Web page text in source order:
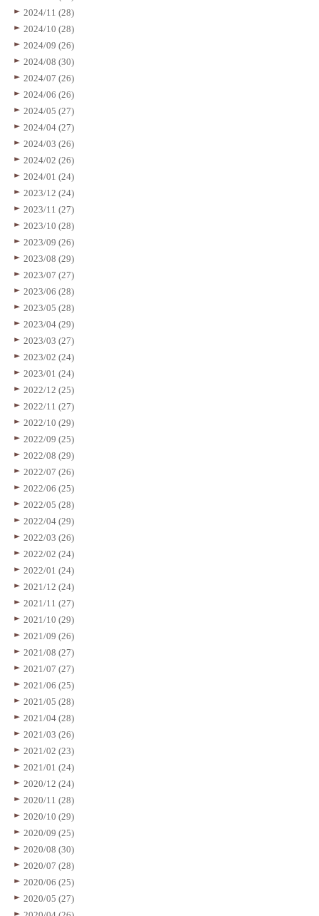
2024/11 (28)
2024/10 (28)
2024/09 (26)
2024/08 (30)
2024/07 (26)
2024/06 (26)
2024/05 (27)
2024/04 (27)
2024/03 (26)
2024/02 (26)
2024/01 (24)
2023/12 (24)
2023/11 (27)
2023/10 (28)
2023/09 (26)
2023/08 (29)
2023/07 (27)
2023/06 (28)
2023/05 (28)
2023/04 (29)
2023/03 (27)
2023/02 (24)
2023/01 (24)
2022/12 (25)
2022/11 (27)
2022/10 (29)
2022/09 (25)
2022/08 (29)
2022/07 (26)
2022/06 (25)
2022/05 (28)
2022/04 (29)
2022/03 (26)
2022/02 (24)
2022/01 (24)
2021/12 (24)
2021/11 (27)
2021/10 (29)
2021/09 (26)
2021/08 (27)
2021/07 (27)
2021/06 (25)
2021/05 (28)
2021/04 (28)
2021/03 (26)
2021/02 (23)
2021/01 (24)
2020/12 (24)
2020/11 (28)
2020/10 (29)
2020/09 (25)
2020/08 (30)
2020/07 (28)
2020/06 (25)
2020/05 (27)